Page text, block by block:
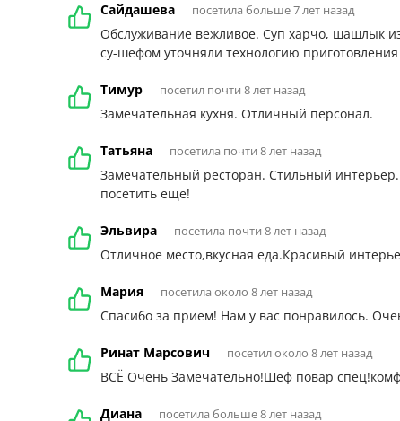
Сайдашева посетила больше 7 лет назад
Обслуживание вежливое. Суп харчо, шашлык
су-шефом уточняли технологию
Тимур посетил почти 8 лет назад
Замечательная кухня. Отличный персонал.
Татьяна посетила почти 8 лет назад
Замечательный ресторан. Стильный
посетить еще!
Эльвира посетила почти 8 лет назад
Отличное место,вкусная еда.Красивый
Мария посетила около 8 лет назад
Спасибо за прием! Нам у вас понравилось.
Ринат Марсович посетил около 8 лет назад
ВСЁ Очень Замечательно!Шеф повар
Диана посетила больше 8 лет назад